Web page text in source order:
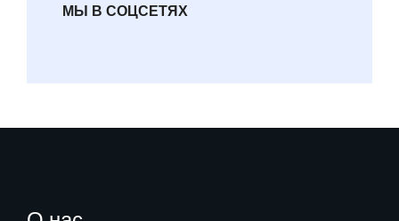
МЫ В СОЦСЕТЯХ